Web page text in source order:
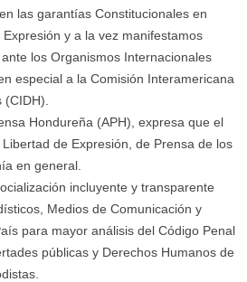
las garantías Constitucionales en
y a la vez manifestamos
los Organismos Internacionales
especial a la Comisión Interamericana
Hondureña (APH), expresa que el
de Expresión, de Prensa de los
en general.
incluyente y transparente
Medios de Comunicación y
para mayor análisis del Código Penal
públicas y Derechos Humanos de